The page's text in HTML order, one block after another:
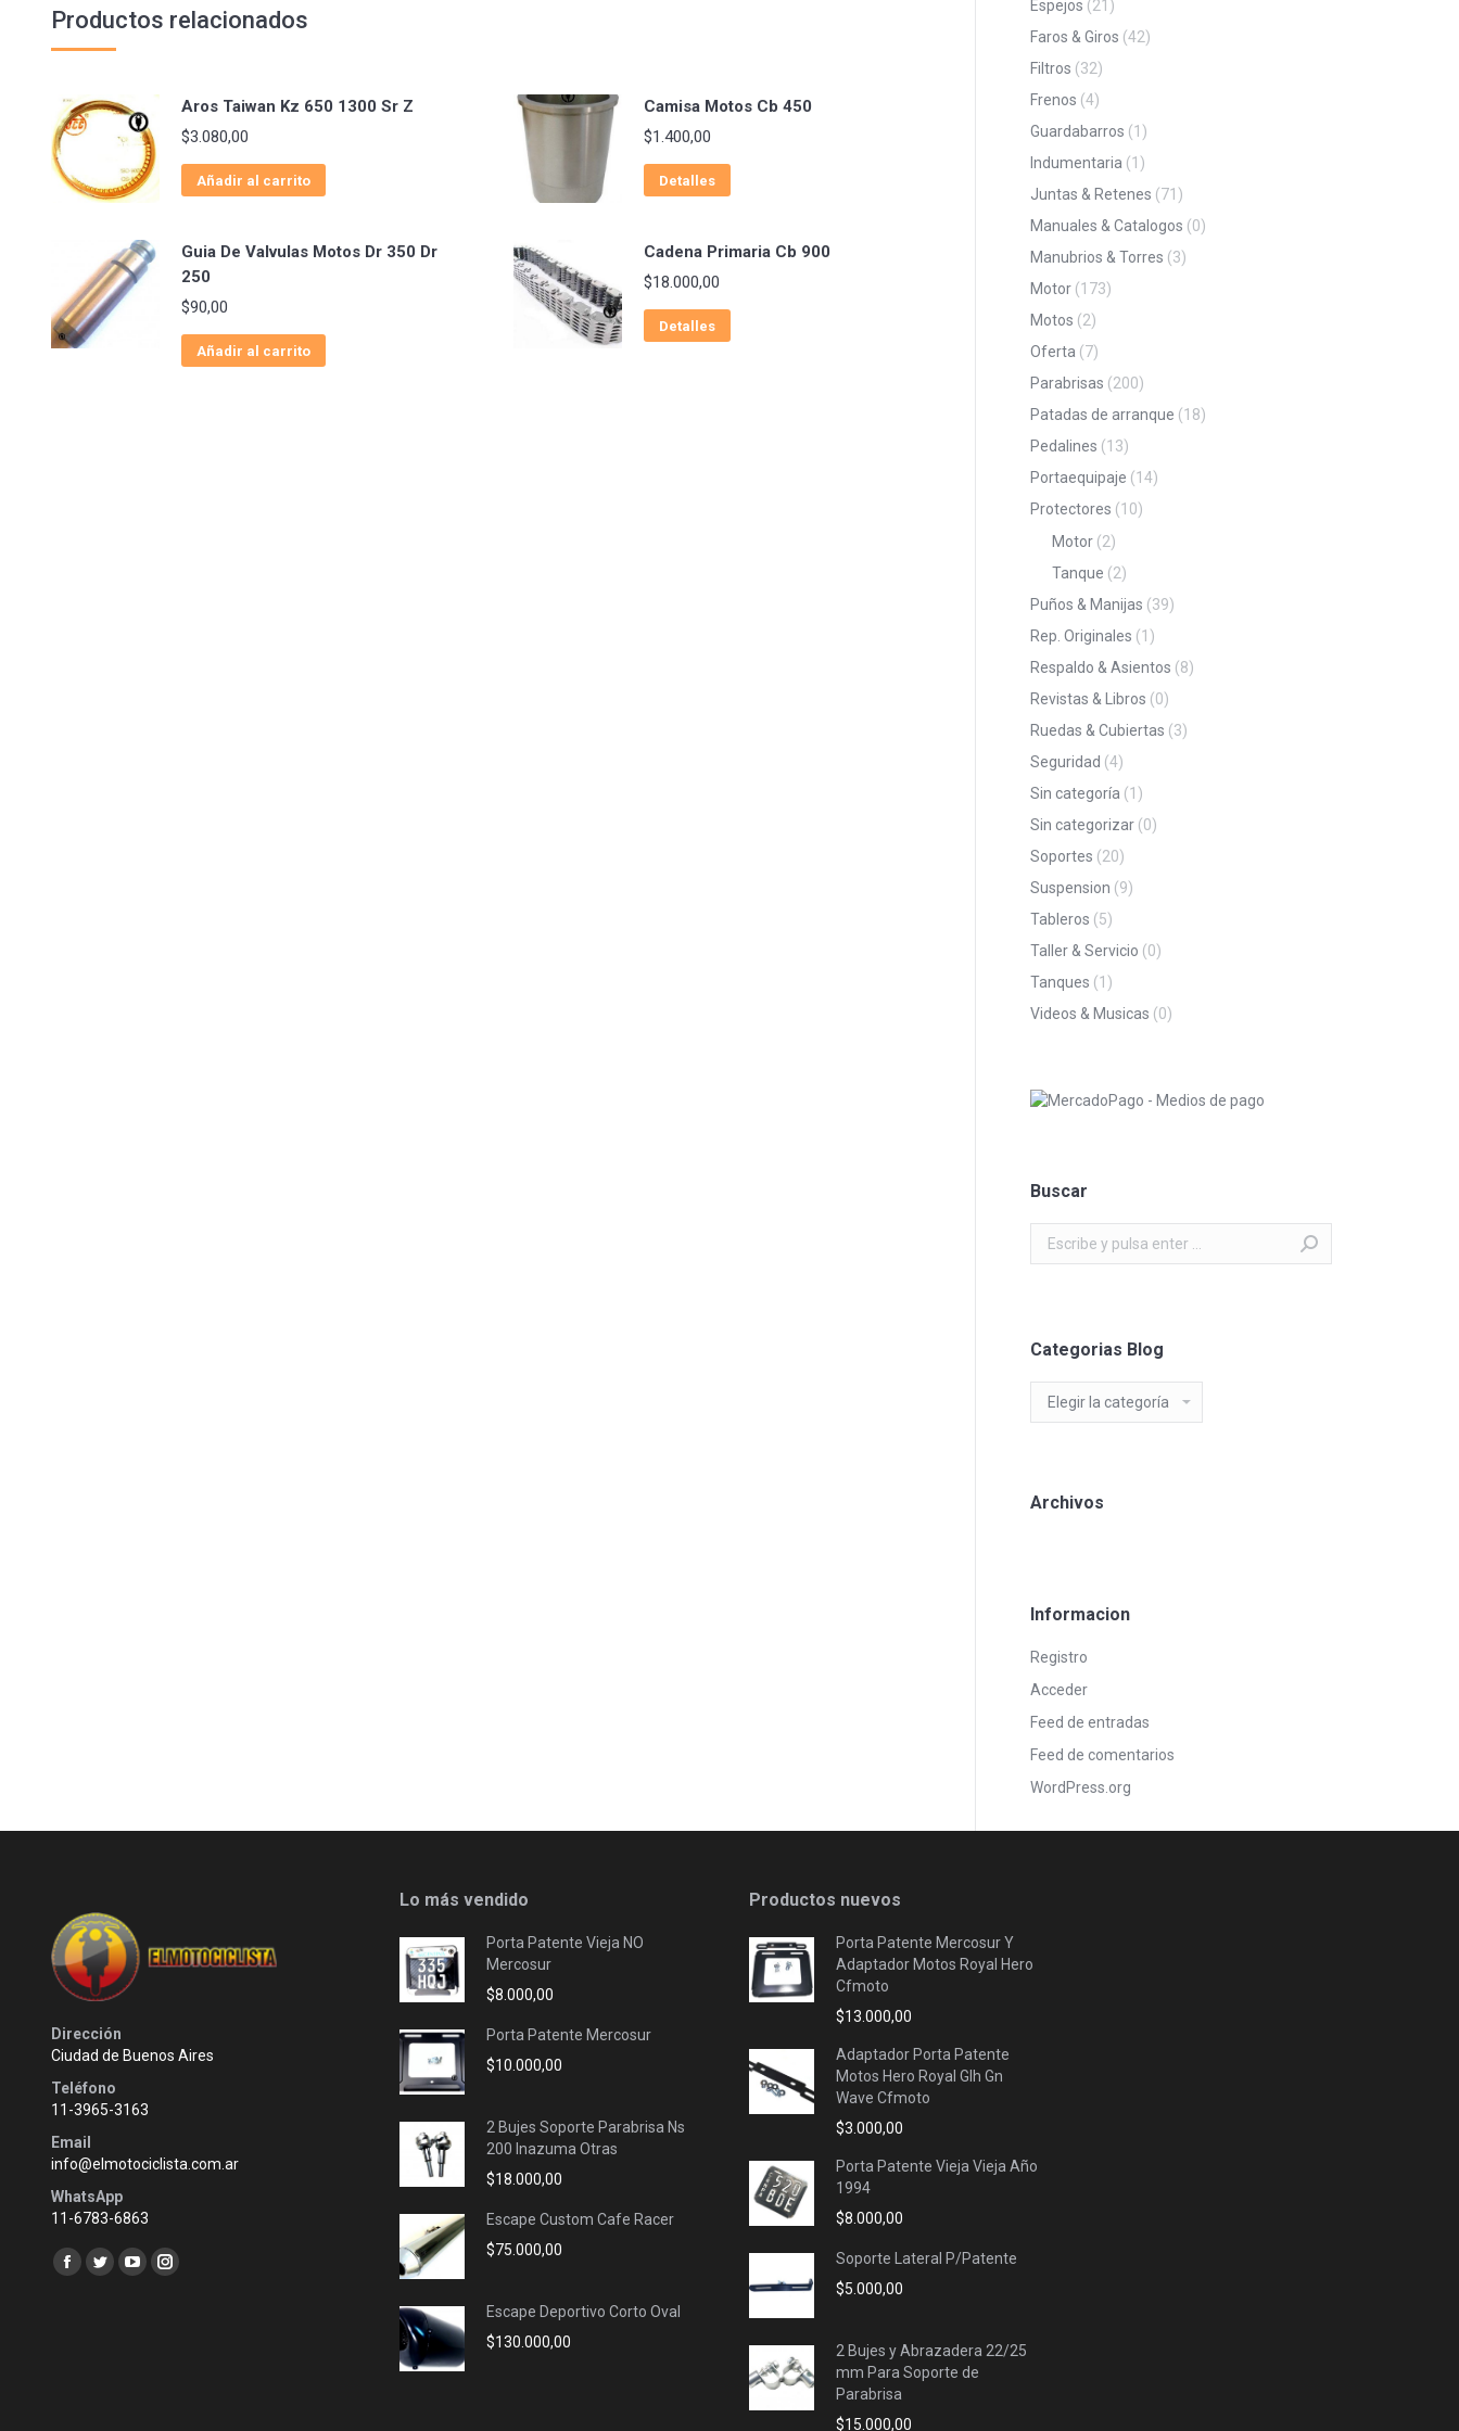
Productos relacionados
Aros Taiwan Kz 650 1300 Sr Z
$3.080,00
Añadir al carrito
Camisa Motos Cb 450
$1.400,00
Detalles
Guia De Valvulas Motos Dr 350 Dr
250
$90,00
Añadir al carrito
Cadena Primaria Cb 900
$18.000,00
Detalles
Espejos (21)
Faros & Giros (42)
Filtros (32)
Frenos (4)
Guardabarros (1)
Indumentaria (1)
Juntas & Retenes (71)
Manuales & Catalogos (0)
Manubrios & Torres (3)
Motor (173)
Motos (2)
Oferta (7)
Parabrisas (200)
Patadas de arranque (18)
Pedalines (13)
Portaequipaje (14)
Protectores (10)
Motor (2)
Tanque (2)
Puños & Manijas (39)
Rep. Originales (1)
Respaldo & Asientos (8)
Revistas & Libros (0)
Ruedas & Cubiertas (3)
Seguridad (4)
Sin categoría (1)
Sin categorizar (0)
Soportes (20)
Suspension (9)
Tableros (5)
Taller & Servicio (0)
Tanques (1)
Videos & Musicas (0)
Buscar
Categorias Blog
Blog
Archivos
Informacion
Registro
Acceder
Feed de entradas
Feed de comentarios
WordPress.org
Dirección
Ciudad de Buenos Aires
Teléfono
11-3965-3163
Email
info@elmotociclista.com.ar
WhatsApp
11-6783-6863
Encuéntranos en:
Facebook
TwitterYouTubeInstagram
Lo más vendido
Porta Patente Vieja NO
Mercosur
$8.000,00
Porta Patente Mercosur
$10.000,00
2 Bujes Soporte Parabrisa Ns
200 Inazuma Otras
$18.000,00
Escape Custom Cafe Racer
$75.000,00
Escape Deportivo Corto Oval
$130.000,00
Productos nuevos
Porta Patente Mercosur Y
Adaptador Motos Royal Hero
Cfmoto
$13.000,00
Adaptador Porta Patente
Motos Hero Royal Glh Gn
Wave Cfmoto
$3.000,00
Porta Patente Vieja Vieja Año
1994
$8.000,00
Soporte Lateral P/Patente
$5.000,00
2 Bujes y Abrazadera 22/25
mm Para Soporte de
Parabrisa
$15.000,00